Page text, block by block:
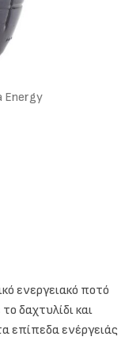
Energy
ενεργειακό ποτό
δαχτυλίδι και
επίπεδα ενέργειάς